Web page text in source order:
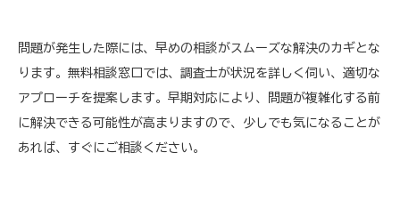
問題が発生した際には、早めの相談がスムーズな解決のカギとな
ります。無料相談窓口では、調査士が状況を詳しく伺い、適切な
アプローチを提案します。早期対応により、問題が複雑化する前
に解決できる可能性が高まりますので、少しでも気になることが
あれば、すぐにご相談ください。